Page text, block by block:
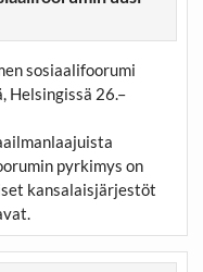
sosiaalifoorumi
Helsingissä 26.–
pyrkimys on
kansalaisjärjestöt